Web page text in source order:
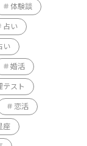
体験談
占い
い
婚活
テスト
恋活
座